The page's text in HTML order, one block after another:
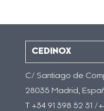
CEDINOX
C/ Santiago de
28035 Madrid,
T +34 91 398 52 31 /